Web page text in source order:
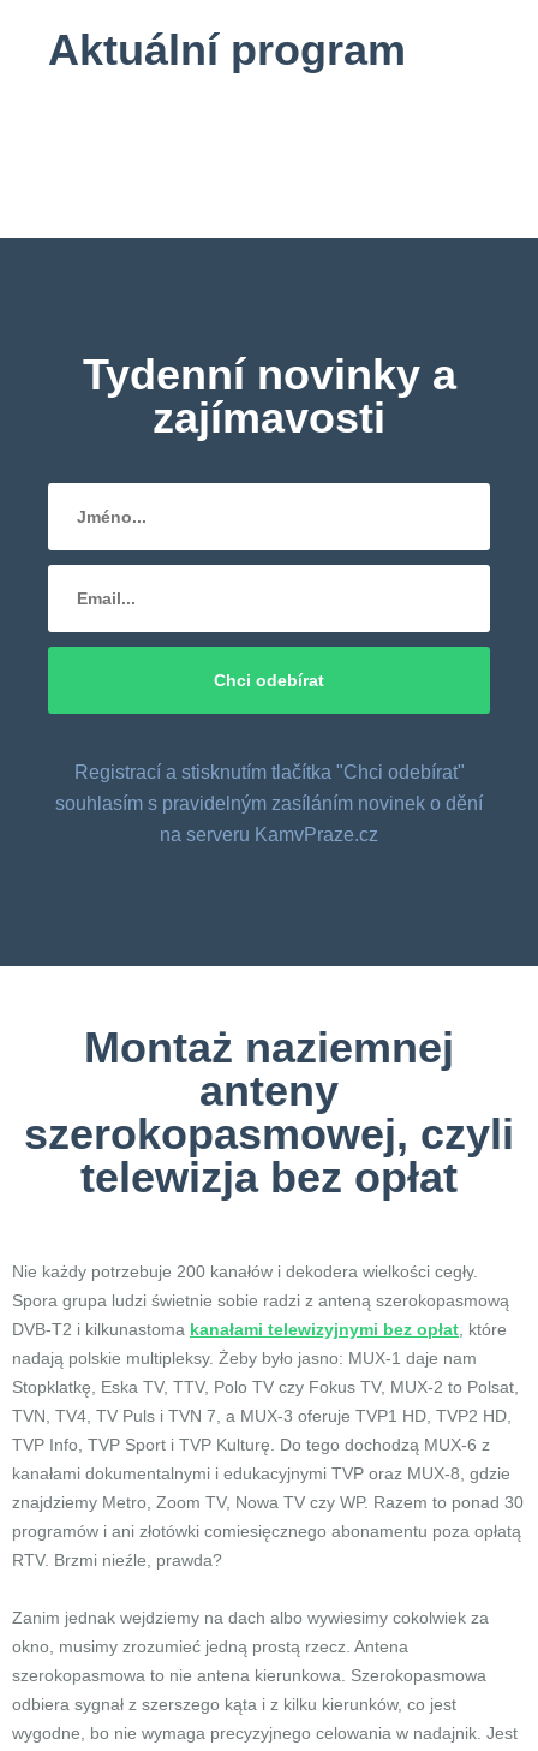
Aktuální program
Tydenní novinky a
zajímavosti
Registrací a stisknutím tlačítka "Chci odebírat"
souhlasím s pravidelným zasíláním novinek o dění
na serveru KamvPraze.cz
Montaż naziemnej
anteny
szerokopasmowej, czyli
telewizja bez opłat
Nie każdy potrzebuje 200 kanałów i dekodera wielkości cegły.
Spora grupa ludzi świetnie sobie radzi z anteną szerokopasmową
DVB-T2 i kilkunastoma kanałami telewizyjnymi bez opłat , które
nadają polskie multipleksy. Żeby było jasno: MUX-1 daje nam
Stopklatkę, Eska TV, TTV, Polo TV czy Fokus TV, MUX-2 to Polsat,
TVN, TV4, TV Puls i TVN 7, a MUX-3 oferuje TVP1 HD, TVP2 HD,
TVP Info, TVP Sport i TVP Kulturę. Do tego dochodzą MUX-6 z
kanałami dokumentalnymi i edukacyjnymi TVP oraz MUX-8, gdzie
znajdziemy Metro, Zoom TV, Nowa TV czy WP. Razem to ponad 30
programów i ani złotówki comiesięcznego abonamentu poza opłatą
RTV. Brzmi nieźle, prawda?
Zanim jednak wejdziemy na dach albo wywiesimy cokolwiek za
okno, musimy zrozumieć jedną prostą rzecz. Antena
szerokopasmowa to nie antena kierunkowa. Szerokopasmowa
odbiera sygnał z szerszego kąta i z kilku kierunków, co jest
wygodne, bo nie wymaga precyzyjnego celowania w nadajnik. Jest